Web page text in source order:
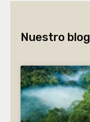
Nuestro blog